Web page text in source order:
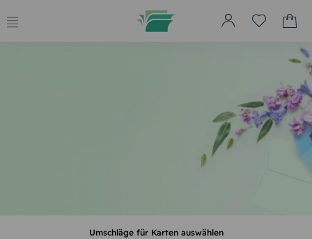
Umschläge für Karten auswählen